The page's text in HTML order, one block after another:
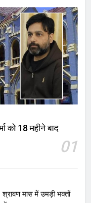
को 18 महीने बाद
01
श्रावण मास में उमड़ी भक्तों